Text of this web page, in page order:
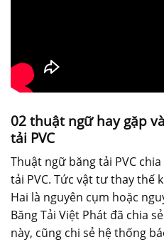
02 thuật ngữ hay gặp
tải PVC
Thuật ngữ băng tải PVC
tải PVC. Tức vật tư thay thế
Hai là nguyên cụm hoặc
Băng Tải Việt Phát đã chia
này, cũng chi sẻ hệ thống